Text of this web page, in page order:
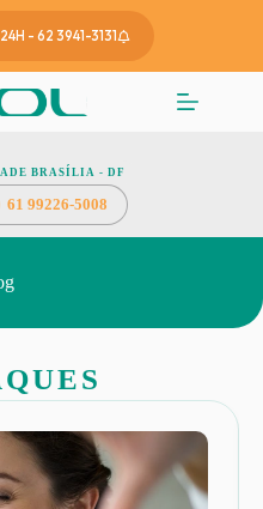
- 62 3941-3131
BRASÍLIA - DF
61 99226-5008